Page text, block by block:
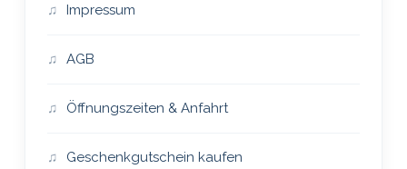
Impressum
AGB
Öffnungszeiten & Anfahrt
Geschenkgutschein kaufen